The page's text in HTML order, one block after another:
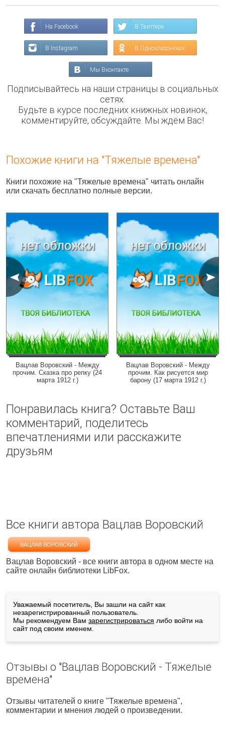
На Facebook В Твиттере
В Instagram В Одноклассниках
Мы Вконтакте
Подписывайтесь на наши страницы в социальных
сетях.
Будьте в курсе последних книжных новинок,
комментируйте, обсуждайте. Мы ждём Вас!
Похожие книги на "Тяжелые времена"
Книги похожие на "Тяжелые времена" читать онлайн
или скачать бесплатно полные версии.
Вацлав Воровский - Между
прочим. Сказка про репку (24
марта 1912 г.)
Вацлав Воровский - Между
прочим. Как рисуется мир
барону (17 марта 1912 г.)
Понравилась книга? Оставьте Ваш
комментарий, поделитесь
впечатлениями или расскажите
друзьям
Все книги автора Вацлав Воровский
ВАЦЛАВ ВОРОВСКИЙ
Вацлав Воровский - все книги автора в одном месте на
сайте онлайн библиотеки LibFox.
Уважаемый посетитель, Вы зашли на сайт как
незарегистрированный пользователь.
Мы рекомендуем Вам зарегистрироваться либо войти на
сайт под своим именем.
Отзывы о "Вацлав Воровский - Тяжелые
времена"
Отзывы читателей о книге "Тяжелые времена",
комментарии и мнения людей о произведении.